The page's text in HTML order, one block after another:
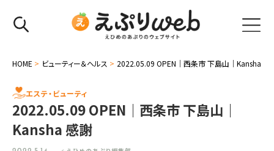
HOME > ビューティー＆ヘルス > 2022.05.09 OPEN｜西条市 下島山｜Kansha 感
エステ・ビューティ
2022.05.09 OPEN｜西条市 下島山｜
Kansha 感謝